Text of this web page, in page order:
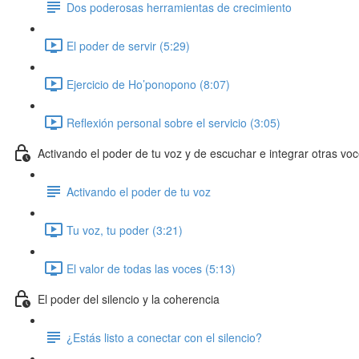
Dos poderosas herramientas de crecimiento
El poder de servir (5:29)
Ejercicio de Ho’ponopono (8:07)
Reflexión personal sobre el servicio (3:05)
Activando el poder de tu voz y de escuchar e integrar otras
Activando el poder de tu voz
Tu voz, tu poder (3:21)
El valor de todas las voces (5:13)
El poder del silencio y la coherencia
¿Estás listo a conectar con el silencio?